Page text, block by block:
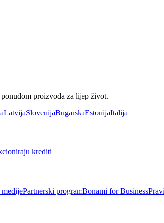
proizvoda za lijep život.
LatvijaSlovenijaBugarskaEstonijaItalija
krediti
medijePartnerski programBonami for Business